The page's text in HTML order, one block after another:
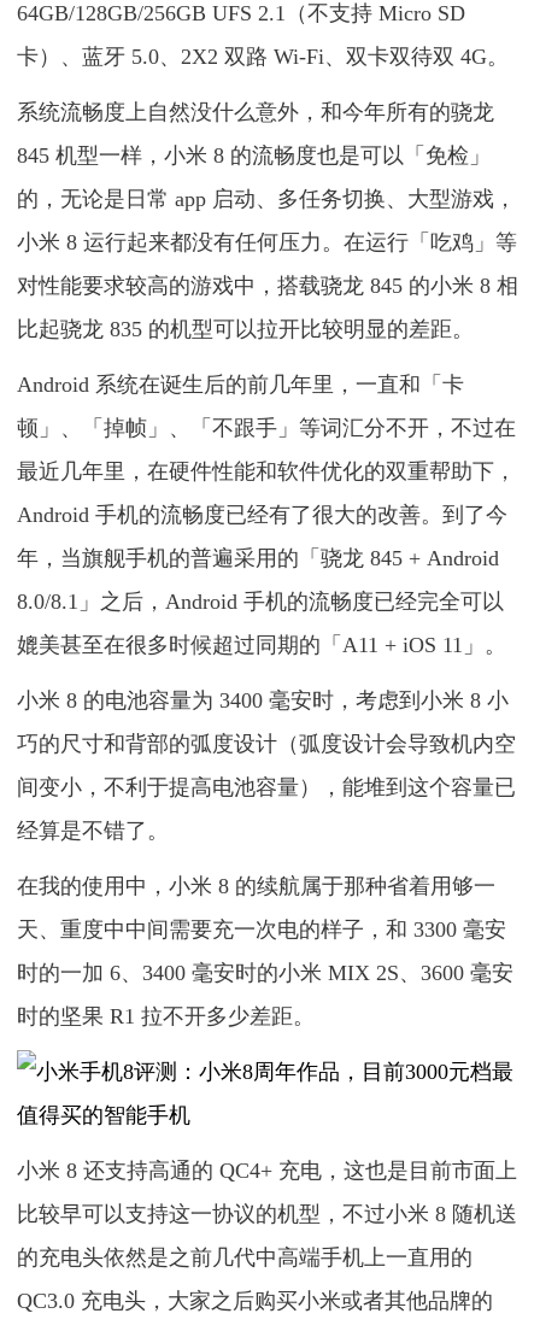
64GB/128GB/256GB UFS 2.1（不支持 Micro SD
卡）、蓝牙 5.0、2X2 双路 Wi-Fi、双卡双待双 4G。
系统流畅度上自然没什么意外，和今年所有的骁龙
845 机型一样，小米 8 的流畅度也是可以「免检」
的，无论是日常 app 启动、多任务切换、大型游戏，
小米 8 运行起来都没有任何压力。在运行「吃鸡」等
对性能要求较高的游戏中，搭载骁龙 845 的小米 8 相
比起骁龙 835 的机型可以拉开比较明显的差距。
Android 系统在诞生后的前几年里，一直和「卡
顿」、「掉帧」、「不跟手」等词汇分不开，不过在
最近几年里，在硬件性能和软件优化的双重帮助下，
Android 手机的流畅度已经有了很大的改善。到了今
年，当旗舰手机的普遍采用的「骁龙 845 + Android
8.0/8.1」之后，Android 手机的流畅度已经完全可以
媲美甚至在很多时候超过同期的「A11 + iOS 11」。
小米 8 的电池容量为 3400 毫安时，考虑到小米 8 小
巧的尺寸和背部的弧度设计（弧度设计会导致机内空
间变小，不利于提高电池容量），能堆到这个容量已
经算是不错了。
在我的使用中，小米 8 的续航属于那种省着用够一
天、重度中中间需要充一次电的样子，和 3300 毫安
时的一加 6、3400 毫安时的小米 MIX 2S、3600 毫安
时的坚果 R1 拉不开多少差距。
小米 8 还支持高通的 QC4+ 充电，这也是目前市面上
比较早可以支持这一协议的机型，不过小米 8 随机送
的充电头依然是之前几代中高端手机上一直用的
QC3.0 充电头，大家之后购买小米或者其他品牌的